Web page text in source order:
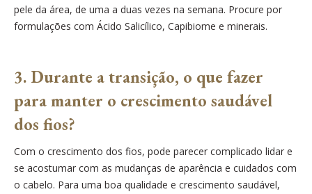
pele da área, de uma a duas vezes na semana. Procure por
formulações com Ácido Salicílico, Capibiome e minerais.
3. Durante a transição, o que fazer
para manter o crescimento saudável
dos fios?
Com o crescimento dos fios, pode parecer complicado lidar e
se acostumar com as mudanças de aparência e cuidados com
o cabelo. Para uma boa qualidade e crescimento saudável,